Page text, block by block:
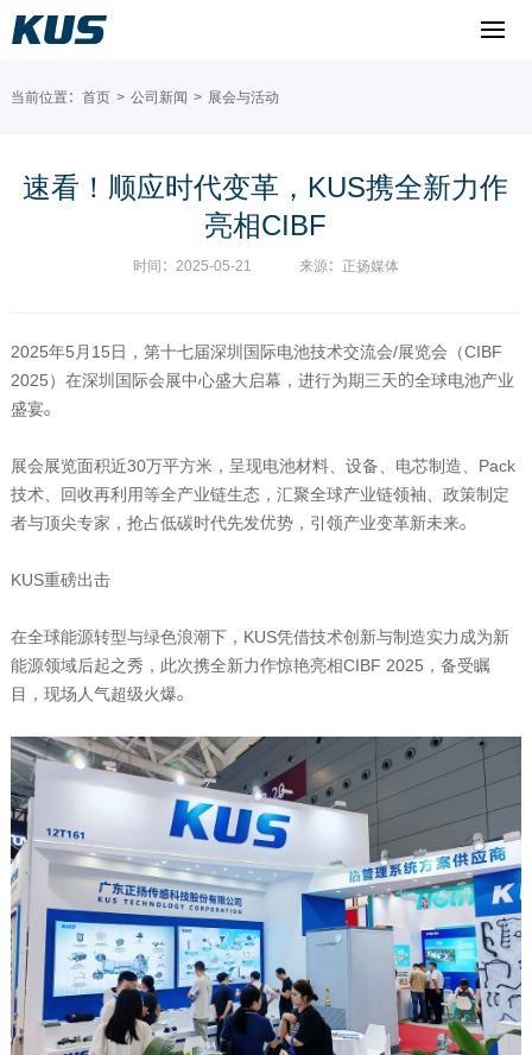
当前位置： 首页 > 公司新闻 > 展会与活动
速看！顺应时代变革，KUS携全新力作
亮相CIBF
时间：2025-05-21 来源：正扬媒体
2025年5 月 15日，第十七届深圳国际电池技术交流会/展览会（CIBF
2025）在深圳国际会展中心盛大启幕，进行为期三天的全球电池产业
盛宴。
展会展览面积近30万平方米，呈现电池材料、设备、电芯制造、 Pack
技术、回收再利用等全产业链生态，汇聚全球产业链领袖、政策制定
者与顶尖专家，抢占低碳时代先发优势，引领产业变革新未来。
KUS重磅出击
在全球能源转型与绿色浪潮下， KUS凭借技术创新与制造实力成为新
能源领域后起之秀，此次携全新力作惊艳亮相CIBF 2025 ，备受瞩
目，现场人气超级火爆。